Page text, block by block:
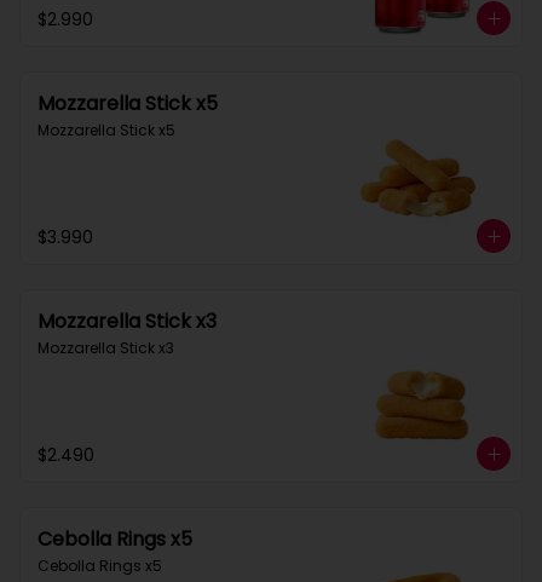
$2.990
Mozzarella Stick x5
Mozzarella Stick x5
$3.990
Mozzarella Stick x3
Mozzarella Stick x3
$2.490
Cebolla Rings x5
Cebolla Rings x5